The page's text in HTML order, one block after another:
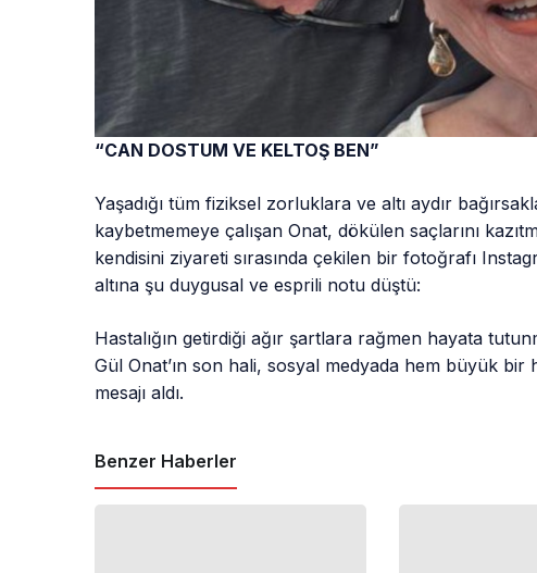
“CAN DOSTUM VE KELTOŞ BEN”
Yaşadığı tüm fiziksel zorluklara ve altı aydır
kaybetmemeye çalışan Onat, dökülen saçlarını
kendisini ziyareti sırasında çekilen bir fotoğrafı
altına şu duygusal ve esprili notu düştü:
Hastalığın getirdiği ağır şartlara rağmen hayata
Gül Onat’ın son hali, sosyal medyada hem büyük
mesajı aldı.
Benzer Haberler